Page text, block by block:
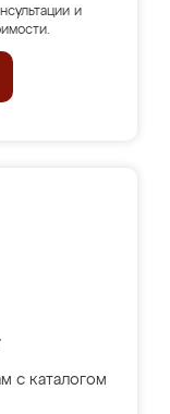
и
с каталогом